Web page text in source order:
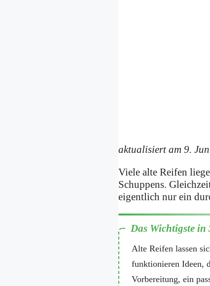
aktualisiert am 9.
Viele alte Reifen
Schuppens.
eigentlich nur ein
Alte Reifen lassen
funktionieren Ideen,
Vorbereitung, ein